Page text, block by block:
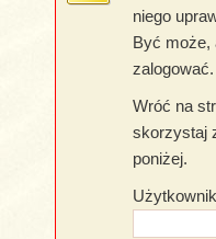
niego
Być może,
zalogować.
Wróć na
skorzystaj
poniżej.
Użytkownik